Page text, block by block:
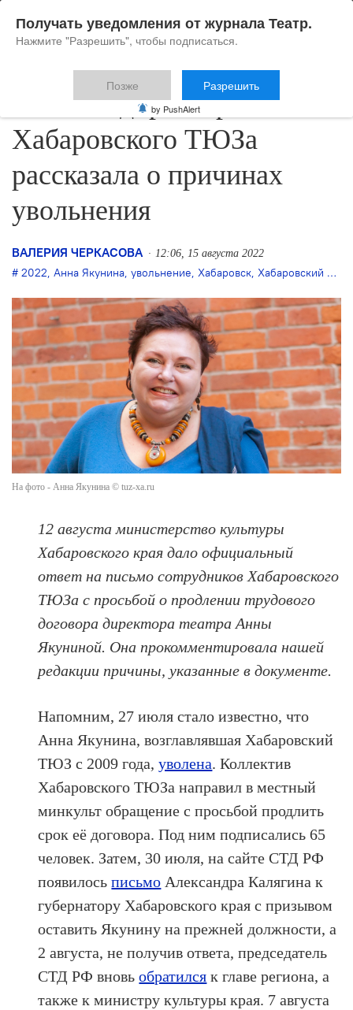
Бывший директор
Хабаровского ТЮЗа
рассказала о причинах
увольнения
ВАЛЕРИЯ ЧЕРКАСОВА 12:06, 15 августа 2022
2022, Анна Якунина, увольнение, Хабаровск, Хабаровский ТЮЗ
На фото - Анна Якунина © tuz-xa.ru
12 августа министерство культуры
Хабаровского края дало официальный
ответ на письмо сотрудников Хабаровского
ТЮЗа с просьбой о продлении трудового
договора директора театра Анны
Якуниной. Она прокомментировала нашей
редакции причины, указанные в документе.
Напомним, 27 июля стало известно, что
Анна Якунина, возглавлявшая Хабаровский
ТЮЗ с 2009 года,уволена. Коллектив
Хабаровского ТЮЗа направил в местный
минкульт обращение с просьбой продлить
срок её договора. Под ним подписались 65
человек. Затем, 30 июля, на сайте СТД РФ
появилосьписьмо Александра Калягина к
губернатору Хабаровского края с призывом
оставить Якунину на прежней должности, а
2 августа, не получив ответа, председатель
СТД РФ вновьобратился к главе региона, а
также к министру культуры края. 7 августа
Получать уведомления от журнала Театр.
Нажмите "Разрешить", чтобы подписаться.
Позже Разрешить
by PushAlert